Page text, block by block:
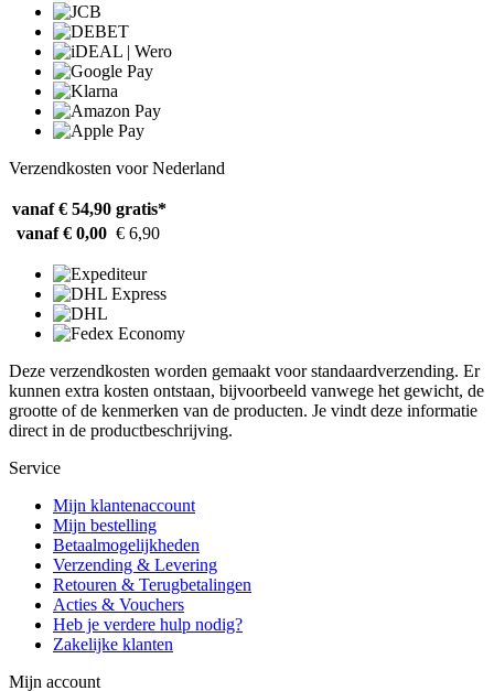
Verzendkosten voor Nederland
vanaf € 54,90 gratis*
vanaf € 0,00 € 6,90
Deze verzendkosten worden gemaakt voor standaardverzending. Er
kunnen extra kosten ontstaan, bijvoorbeeld vanwege het gewicht, de
grootte of de kenmerken van de producten. Je vindt deze informatie
direct in de productbeschrijving.
Service
Mijn klantenaccount
Mijn bestelling
Betaalmogelijkheden
Verzending & Levering
Retouren & Terugbetalingen
Acties & Vouchers
Heb je verdere hulp nodig?
Zakelijke klanten
Mijn account